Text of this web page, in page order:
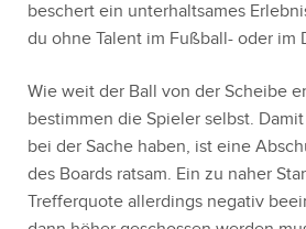
beschert ein unterhaltsames
du ohne Talent im Fußball- oder im
Wie weit der Ball von der Scheibe
bestimmen die Spieler selbst.
bei der Sache haben, ist eine
des Boards ratsam. Ein zu naher
Trefferquote allerdings negativ